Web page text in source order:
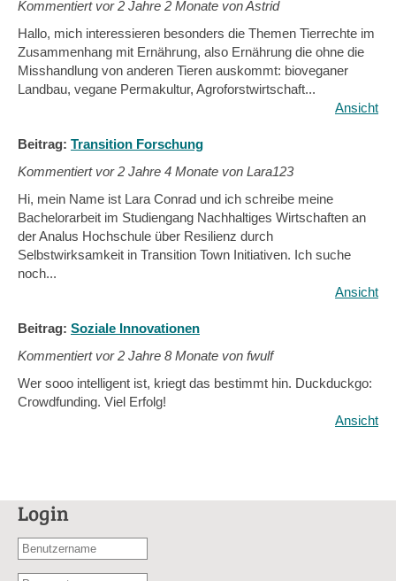
Kommentiert vor2 Jahre 2 Monate von Astrid
Hallo, mich interessieren besonders die Themen Tierrechte im
Zusammenhang mit Ernährung, also Ernährung die ohne die
Misshandlung von anderen Tieren auskommt: bioveganer
Landbau, vegane Permakultur, Agroforstwirtschaft...
Ansicht
Beitrag: Transition Forschung
Kommentiert vor2 Jahre 4 Monate von Lara123
Hi, mein Name ist Lara Conrad und ich schreibe meine
Bachelorarbeit im Studiengang Nachhaltiges Wirtschaften an
der Analus Hochschule über Resilienz durch
Selbstwirksamkeit in Transition Town Initiativen. Ich suche
noch...
Ansicht
Beitrag: Soziale Innovationen
Kommentiert vor2 Jahre 8 Monate von fwulf
Wer sooo intelligent ist, kriegt das bestimmt hin. Duckduckgo:
Crowdfunding. Viel Erfolg!
Ansicht
Login
Benutzername